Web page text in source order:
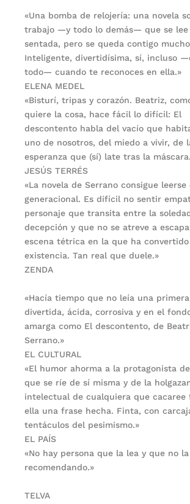
«Una bomba de relojería: una novela
trabajo —y todo lo demás— que se lee
sentada, pero se queda contigo
Inteligente, divertidísima, sí, incluso
todo— cuando te reconoces en ella.»
ELENA MEDEL
«Bisturí, tripas y corazón. Beatriz,
quiere la cosa, hace fácil lo difícil: El
descontento habla del vacío que
uno de nosotros, del miedo a vivir, de
esperanza que (sí) late tras la
JESÚS TERRÉS
«La novela de Serrano consigue leerse
generacional. Es difícil no sentir
personaje que transita entre la
decepción y que no se atreve a
escena tétrica en la que ha convertido
existencia. Tan real que duele.»
ZENDA
«Hacía tiempo que no leía una
divertida, ácida, corrosiva y en el
amarga como El descontento, de
Serrano.»
EL CULTURAL
«El humor ahorma a la protagonista
que se ríe de sí misma y de la
intelectual de cualquiera que cacaree
ella una frase hecha. Finta, con
tentáculos del pesimismo.»
EL PAÍS
«No hay persona que la lea y que no
recomendando.»
TELVA